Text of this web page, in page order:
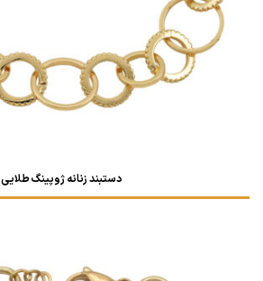
دستبند زنانه ژوپینگ طلایی